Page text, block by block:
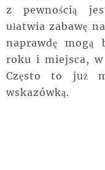
z pewnością
ułatwia zabawę
naprawdę
roku i miejsca,
Często to już
wskazówką.